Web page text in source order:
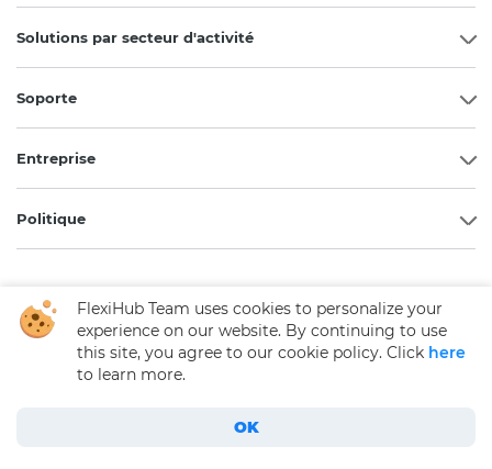
FlexiHub Team uses cookies to personalize your
experience on our website. By continuing to use
this site, you agree to our cookie policy. Click here
to learn more.
OK
Comment étendre USB sur Ethernet
Solutions par secteur d'activité
Soporte
Entreprise
Politique
Télécharger FlexiHub